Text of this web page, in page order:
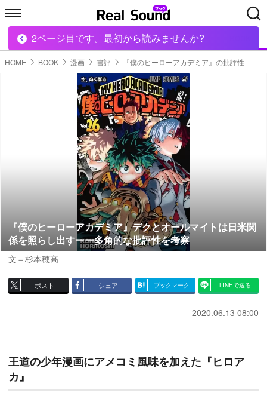
HOME MUSIC MOVIE TECH
HOME BOOK 漫画 書評 『僕のヒーローアカデミア』の批評性
『僕のヒーローアカデミア』デクとオールマイトは日米関
係を照らし出すーー多角的な批評性を考察
文＝杉本穂高
ポスト シェア ブックマーク LINEで送る
2020.06.13 08:00
王道の少年漫画にアメコミ風味を加えた『ヒロア
カ』
2ページ目です。最初から読みませんか?